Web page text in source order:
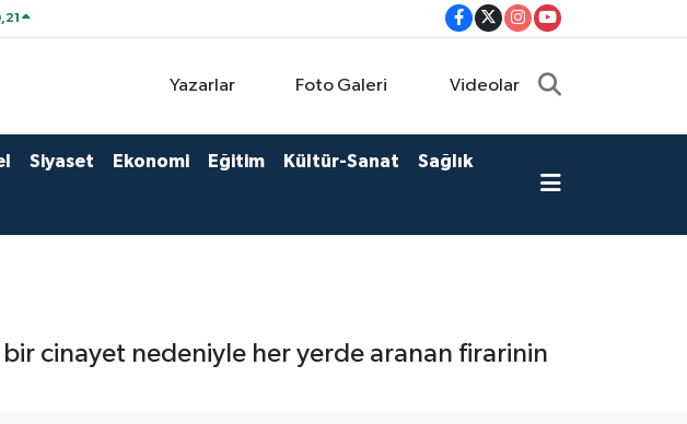
Yazarlar Foto Galeri Videolar
Siyaset Ekonomi Eğitim Kültür-Sanat Sağlık
cinayet nedeniyle her yerde aranan firarinin